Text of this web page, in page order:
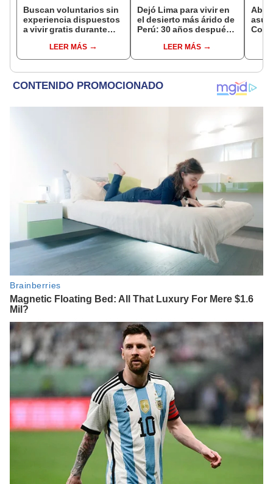
Buscan voluntarios sin
experiencia dispuestos
a vivir gratis durante
cuidar caballos, burros
y otros animales
LEER MÁS
Dejó Lima para vivir en
el desierto más árido de
Perú: 30 años después,
creó un sorprendente
ecosistema
LEER MÁS